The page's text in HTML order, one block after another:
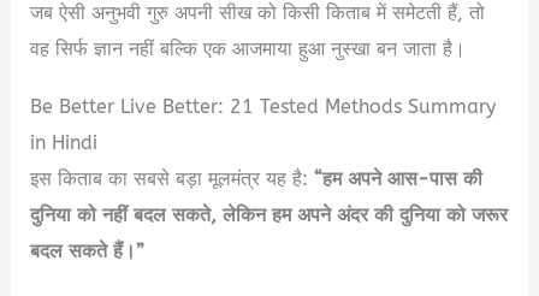
जब ऐसी अनुभवी गुरु अपनी सीख को किसी किताब में समेटती हैं, तो
वह सिर्फ ज्ञान नहीं बल्कि एक आजमाया हुआ नुस्खा बन जाता है।
Be Better Live Better: 21 Tested Methods Summary
in Hindi
इस किताब का सबसे बड़ा मूलमंत्र यह है:“हम अपने आस-पास की
दुनिया को नहीं बदल सकते, लेकिन हम अपने अंदर की दुनिया को जरूर
बदल सकते हैं।”